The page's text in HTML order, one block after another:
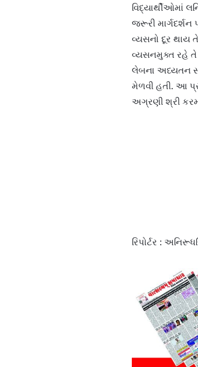
વિદ્યાર્થીઓમાં
જરૂરી
વ્યસનો દૂર થાય
વ્યસનમુક્ત રહે તે
લેબના અધ્યતન
મેળવી હતી. આ
અગ્રણી શ્રી
રિપોર્ટર :